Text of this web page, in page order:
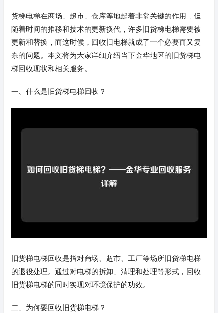
货梯电梯在商场、超市、仓库等地起着非常关键的作用，但
随着时间的推移和技术的更新换代，许多旧货梯电梯需要被
更新和替换，而这时候，回收旧电梯就成了一个必要而又复
杂的问题。本文将为大家详细介绍当下金华地区的旧货梯电
梯回收现状和相关服务。
一、什么是旧货梯电梯回收？
旧货梯电梯回收是指对商场、超市、工厂等场所旧货梯电梯
的退役处理。通过对电梯的拆卸、清理和处理等形式，回收
旧货梯电梯的同时实现对环境保护的功效。
二、为何要回收旧货梯电梯？